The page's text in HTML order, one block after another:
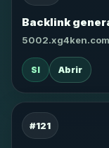
Backlink
5002.xg4ken.com
SI Abrir
#121